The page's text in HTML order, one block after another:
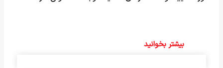
بیشتر بخوانید